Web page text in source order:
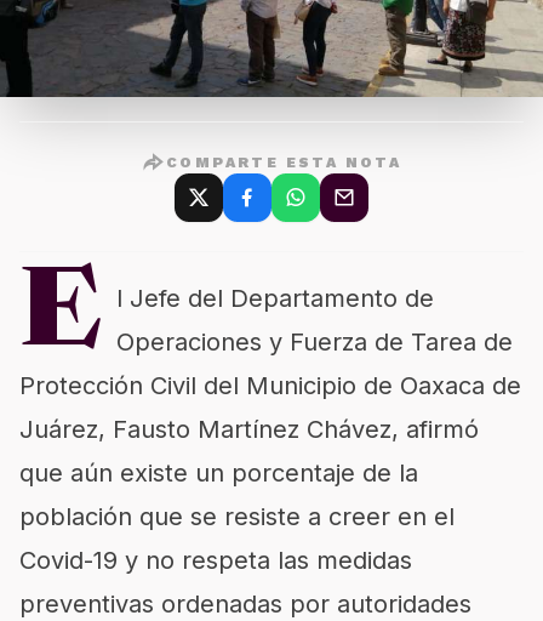
COMPARTE ESTA NOTA
E
l Jefe del Departamento de
Operaciones y Fuerza de Tarea de
Protección Civil del Municipio de Oaxaca de
Juárez, Fausto Martínez Chávez, afirmó
que aún existe un porcentaje de la
población que se resiste a creer en el
Covid-19 y no respeta las medidas
preventivas ordenadas por autoridades